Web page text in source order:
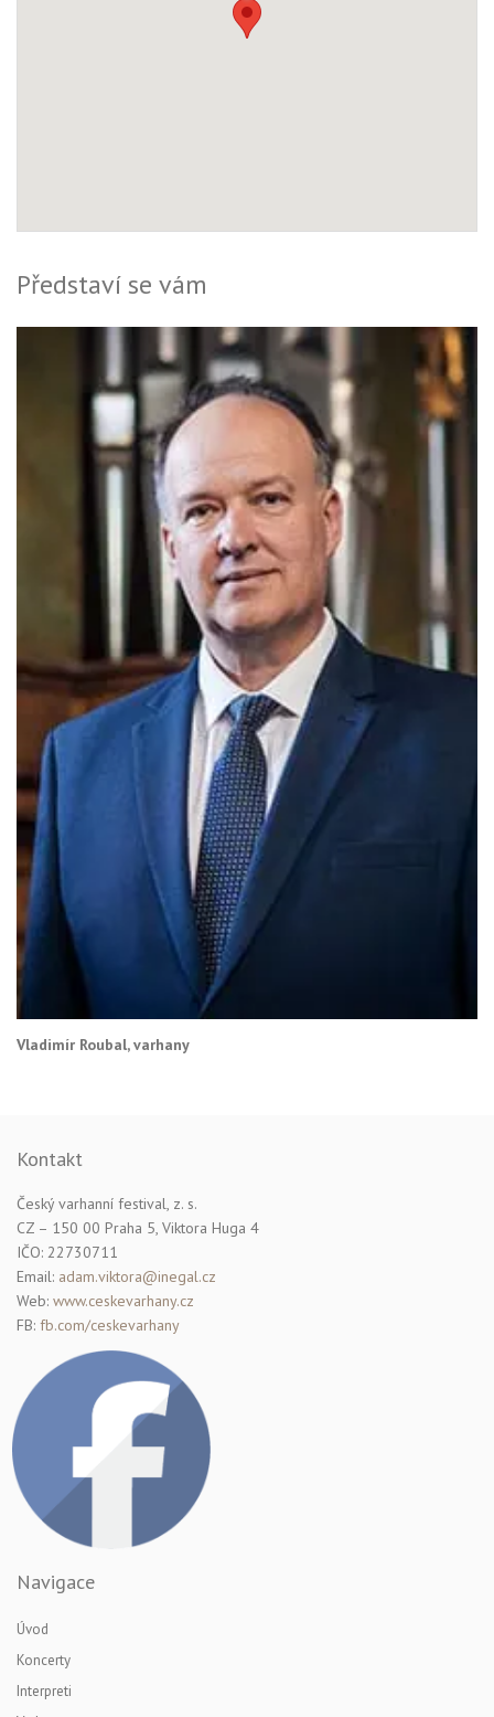
Představí se vám
Vladimír Roubal, varhany
Kontakt
Český varhanní festival, z. s.
CZ – 150 00 Praha 5, Viktora Huga 4
IČO: 22730711
Email: adam.viktora@inegal.cz
Web: www.ceskevarhany.cz
FB: fb.com/ceskevarhany
Navigace
Úvod
Koncerty
Interpreti